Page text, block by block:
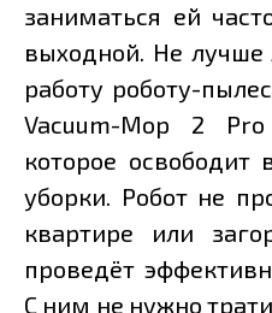
заниматься ей
выходной. Не лучше
работу роботу-
Vacuum-Mop 2
которое освободит
уборки. Робот не
квартире или
проведёт
С ним не нужно